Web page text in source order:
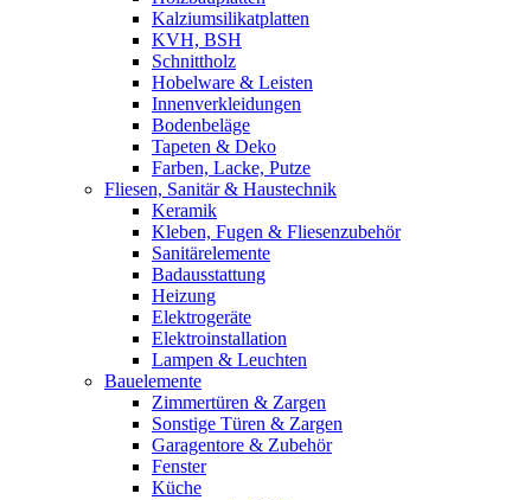
Kalziumsilikatplatten
KVH, BSH
Schnittholz
Hobelware & Leisten
Innenverkleidungen
Bodenbeläge
Tapeten & Deko
Farben, Lacke, Putze
Fliesen, Sanitär & Haustechnik
Keramik
Kleben, Fugen & Fliesenzubehör
Sanitärelemente
Badausstattung
Heizung
Elektrogeräte
Elektroinstallation
Lampen & Leuchten
Bauelemente
Zimmertüren & Zargen
Sonstige Türen & Zargen
Garagentore & Zubehör
Fenster
Küche